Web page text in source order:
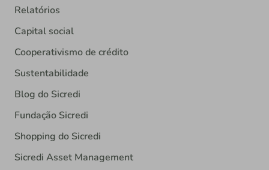
Relatórios
Capital social
Cooperativismo de crédito
Sustentabilidade
Blog do Sicredi
Fundação Sicredi
Shopping do Sicredi
Sicredi Asset Management